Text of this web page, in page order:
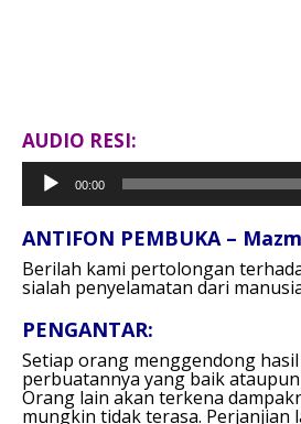
AUDIO RESI:
Pemutar
Audio
00:00
ANTIFON PEMBUKA –
Berilah kami pertolongan
sialah penyelamatan dari
PENGANTAR:
Setiap orang menggendong
perbuatannya yang baik
Orang lain akan terkena
mungkin tidak terasa. Perjanjian